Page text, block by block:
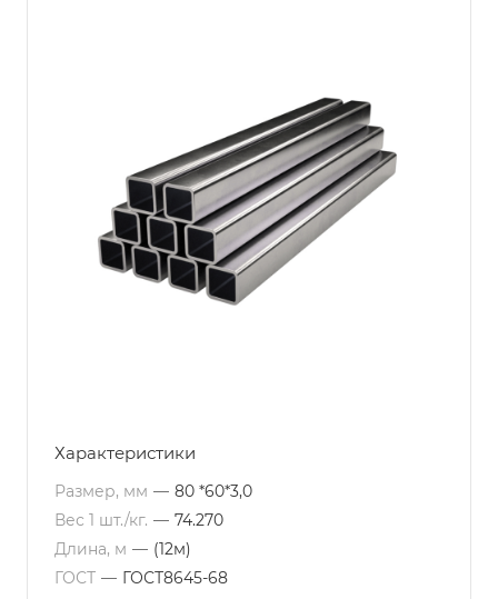
Характеристики
Размер, мм — 80 *60*3,0
Вес 1 шт./кг. — 74.270
Длина, м — (12м)
ГОСТ — ГОСТ8645-68